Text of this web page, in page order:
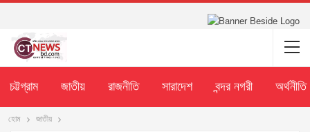
চট্টগ্রাম জাতীয় রাজনীতি সারাদেশ বন্দর নগরী অর্থনীতি
হোম জাতীয়